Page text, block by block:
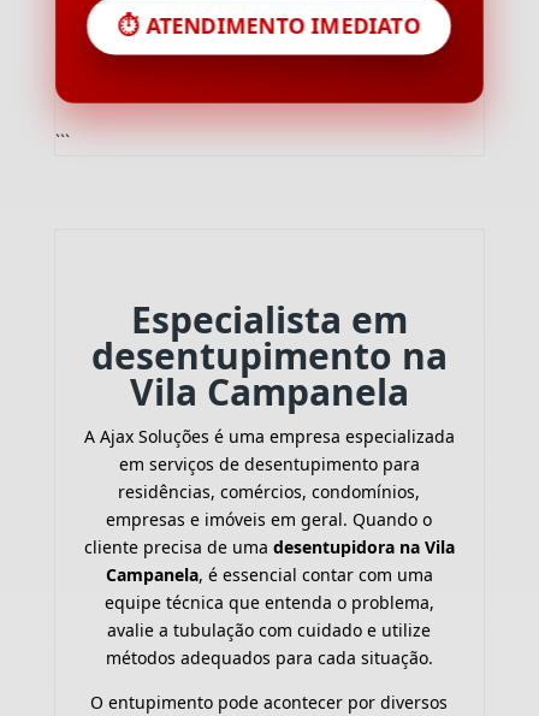
⏱️ ATENDIMENTO IMEDIATO
```
Especialista em
desentupimento na
Vila Campanela
A Ajax Soluções é uma empresa especializada
em serviços de desentupimento para
residências, comércios, condomínios,
empresas e imóveis em geral. Quando o
cliente precisa de uma desentupidora na Vila
Campanela, é essencial contar com uma
equipe técnica que entenda o problema,
avalie a tubulação com cuidado e utilize
métodos adequados para cada situação.
O entupimento pode acontecer por diversos